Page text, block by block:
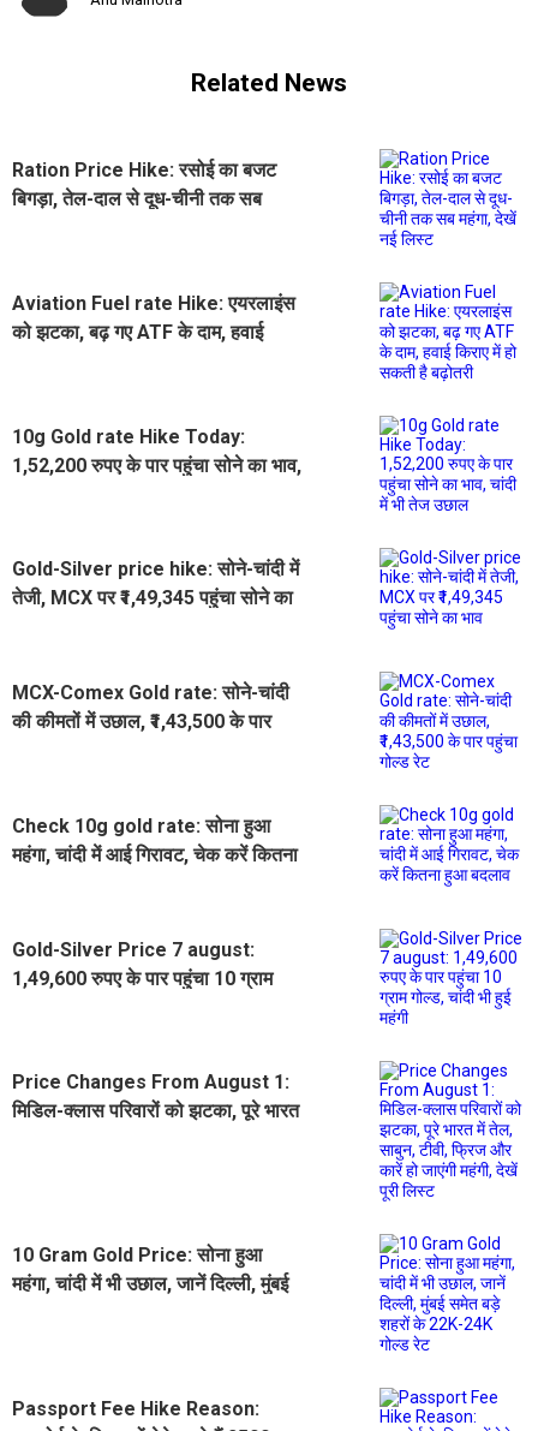
Related News
Ration Price Hike: रसोई का बजट
बिगड़ा, तेल-दाल से दूध-चीनी तक सब
Aviation Fuel rate Hike: एयरलाइंस
को झटका, बढ़ गए ATF के दाम, हवाई
10g Gold rate Hike Today:
1,52,200 रुपए के पार पहुंचा सोने का भाव,
Gold-Silver price hike: सोने-चांदी में
तेजी, MCX पर ₹1,49,345 पहुंचा सोने का
MCX-Comex Gold rate: सोने-चांदी
की कीमतों में उछाल, ₹1,43,500 के पार
Check 10g gold rate: सोना हुआ
महंगा, चांदी में आई गिरावट, चेक करें कितना
Gold-Silver Price 7 august:
1,49,600 रुपए के पार पहुंचा 10 ग्राम
Price Changes From August 1:
मिडिल-क्लास परिवारों को झटका, पूरे भारत
10 Gram Gold Price: सोना हुआ
महंगा, चांदी में भी उछाल, जानें दिल्ली, मुंबई
Passport Fee Hike Reason: